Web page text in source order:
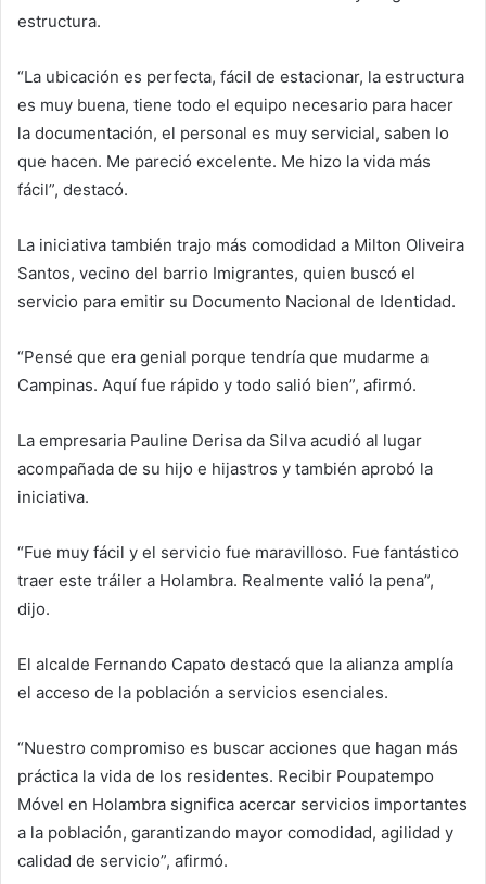
estructura.
“La ubicación es perfecta, fácil de estacionar, la estructura
es muy buena, tiene todo el equipo necesario para hacer
la documentación, el personal es muy servicial, saben lo
que hacen. Me pareció excelente. Me hizo la vida más
fácil”, destacó.
La iniciativa también trajo más comodidad a Milton Oliveira
Santos, vecino del barrio Imigrantes, quien buscó el
servicio para emitir su Documento Nacional de Identidad.
“Pensé que era genial porque tendría que mudarme a
Campinas. Aquí fue rápido y todo salió bien”, afirmó.
La empresaria Pauline Derisa da Silva acudió al lugar
acompañada de su hijo e hijastros y también aprobó la
iniciativa.
“Fue muy fácil y el servicio fue maravilloso. Fue fantástico
traer este tráiler a Holambra. Realmente valió la pena”,
dijo.
El alcalde Fernando Capato destacó que la alianza amplía
el acceso de la población a servicios esenciales.
“Nuestro compromiso es buscar acciones que hagan más
práctica la vida de los residentes. Recibir Poupatempo
Móvel en Holambra significa acercar servicios importantes
a la población, garantizando mayor comodidad, agilidad y
calidad de servicio”, afirmó.